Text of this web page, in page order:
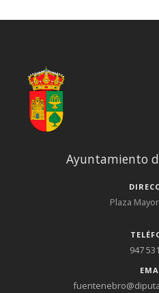
Ayuntamiento
Plaza
947